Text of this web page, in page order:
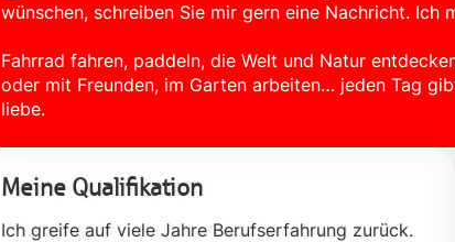
wünschen, schreiben Sie mir gern eine Nachricht. Ich
Fahrrad fahren, paddeln, die Welt und Natur
oder mit Freunden, im Garten arbeiten… jeden Tag
liebe.
Meine Qualifikation
Ich greife auf viele Jahre Berufserfahrung zurück.